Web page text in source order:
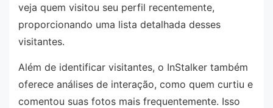
veja quem visitou seu perfil recentemente,
proporcionando uma lista detalhada desses
visitantes.
Além de identificar visitantes, o InStalker também
oferece análises de interação, como quem curtiu e
comentou suas fotos mais frequentemente. Isso